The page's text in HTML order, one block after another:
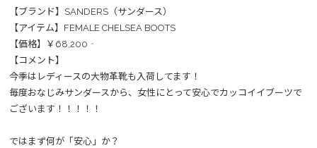
【ブランド】SANDERS（サンダース）
【アイテム】FEMALE CHELSEA BOOTS
【価格】￥68,200‐
【コメント】
今季はレディースの大物革靴も入荷してます！
毎度おなじみサンダースから、女性にとって安心でカッコイイブーツで
ございます！！！！！
ではまず何が「安心」か？